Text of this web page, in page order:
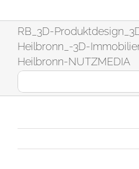
RB_3D-
Heilbronn_-3D-
Heilbronn-NUTZMEDIA
Suche
nach: